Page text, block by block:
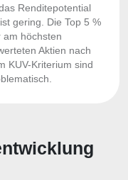
Renditepotential
gering. Die Top 5 %
am höchsten
Aktien nach
KUV-Kriterium sind